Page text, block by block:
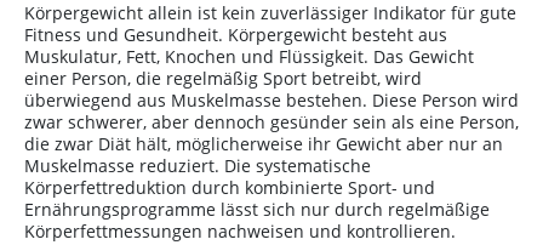
Körpergewicht allein ist kein zuverlässiger Indikator für gute
Fitness und Gesundheit. Körpergewicht besteht aus
Muskulatur, Fett, Knochen und Flüssigkeit. Das Gewicht
einer Person, die regelmäßig Sport betreibt, wird
überwiegend aus Muskelmasse bestehen. Diese Person wird
zwar schwerer, aber dennoch gesünder sein als eine Person,
die zwar Diät hält, möglicherweise ihr Gewicht aber nur an
Muskelmasse reduziert. Die systematische
Körperfettreduktion durch kombinierte Sport- und
Ernährungsprogramme lässt sich nur durch regelmäßige
Körperfettmessungen nachweisen und kontrollieren.